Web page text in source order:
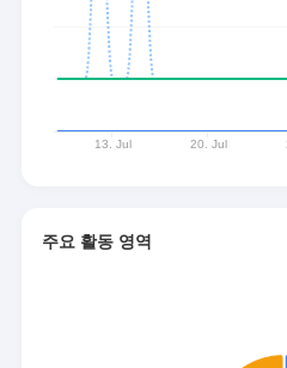
주요 활동 영역